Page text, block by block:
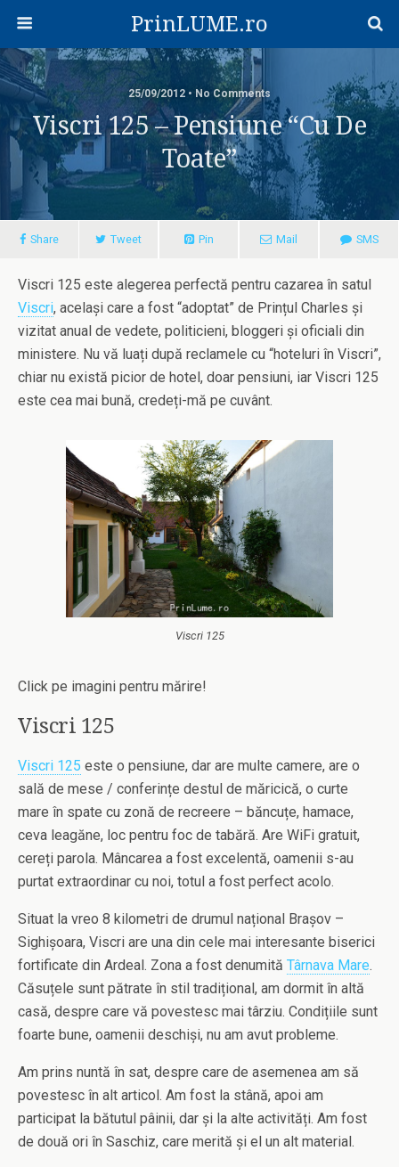
PrinLUME.ro
25/09/2012 • No Comments
Viscri 125 – Pensiune “cu De
Toate”
Share Tweet Pin Mail SMS
Viscri 125 este alegerea perfectă pentru cazarea în satul
Viscri, același care a fost “adoptat” de Prințul Charles și
vizitat anual de vedete, politicieni, bloggeri și oficiali din
ministere. Nu vă luați după reclamele cu “hoteluri în Viscri”,
chiar nu există picior de hotel, doar pensiuni, iar Viscri 125
este cea mai bună, credeți-mă pe cuvânt.
Viscri 125
Click pe imagini pentru mărire!
Viscri 125
Viscri 125 este o pensiune, dar are multe camere, are o
sală de mese / conferințe destul de măricică, o curte
mare în spate cu zonă de recreere – băncuțe, hamace,
ceva leagăne, loc pentru foc de tabără. Are WiFi gratuit,
cereți parola. Mâncarea a fost excelentă, oamenii s-au
purtat extraordinar cu noi, totul a fost perfect acolo.
Situat la vreo 8 kilometri de drumul național Brașov –
Sighișoara, Viscri are una din cele mai interesante biserici
fortificate din Ardeal. Zona a fost denumită Târnava Mare.
Căsuțele sunt pătrate în stil tradițional, am dormit în altă
casă, despre care vă povestesc mai târziu. Condițiile sunt
foarte bune, oamenii deschiși, nu am avut probleme.
Am prins nuntă în sat, despre care de asemenea am să
povestesc în alt articol. Am fost la stână, apoi am
participat la bătutul pâinii, dar și la alte activități. Am fost
de două ori în Saschiz, care merită și el un alt material.